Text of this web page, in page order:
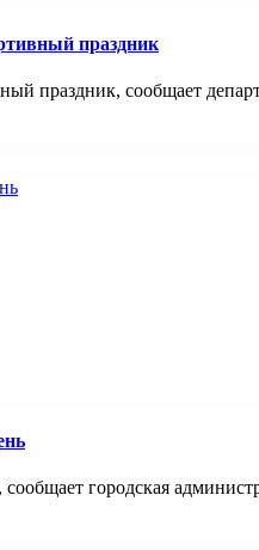
праздник
праздник, сообщает
городская